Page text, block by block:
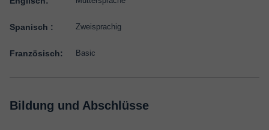
Spanisch : Zweisprachig
Französisch: Basic
Bildung und Abschlüsse